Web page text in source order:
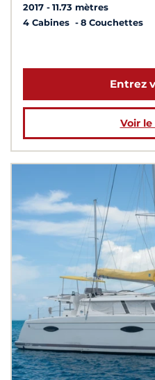
2017
11.73 mètres
4 Cabines
8 Couchettes
Entrez
Voir